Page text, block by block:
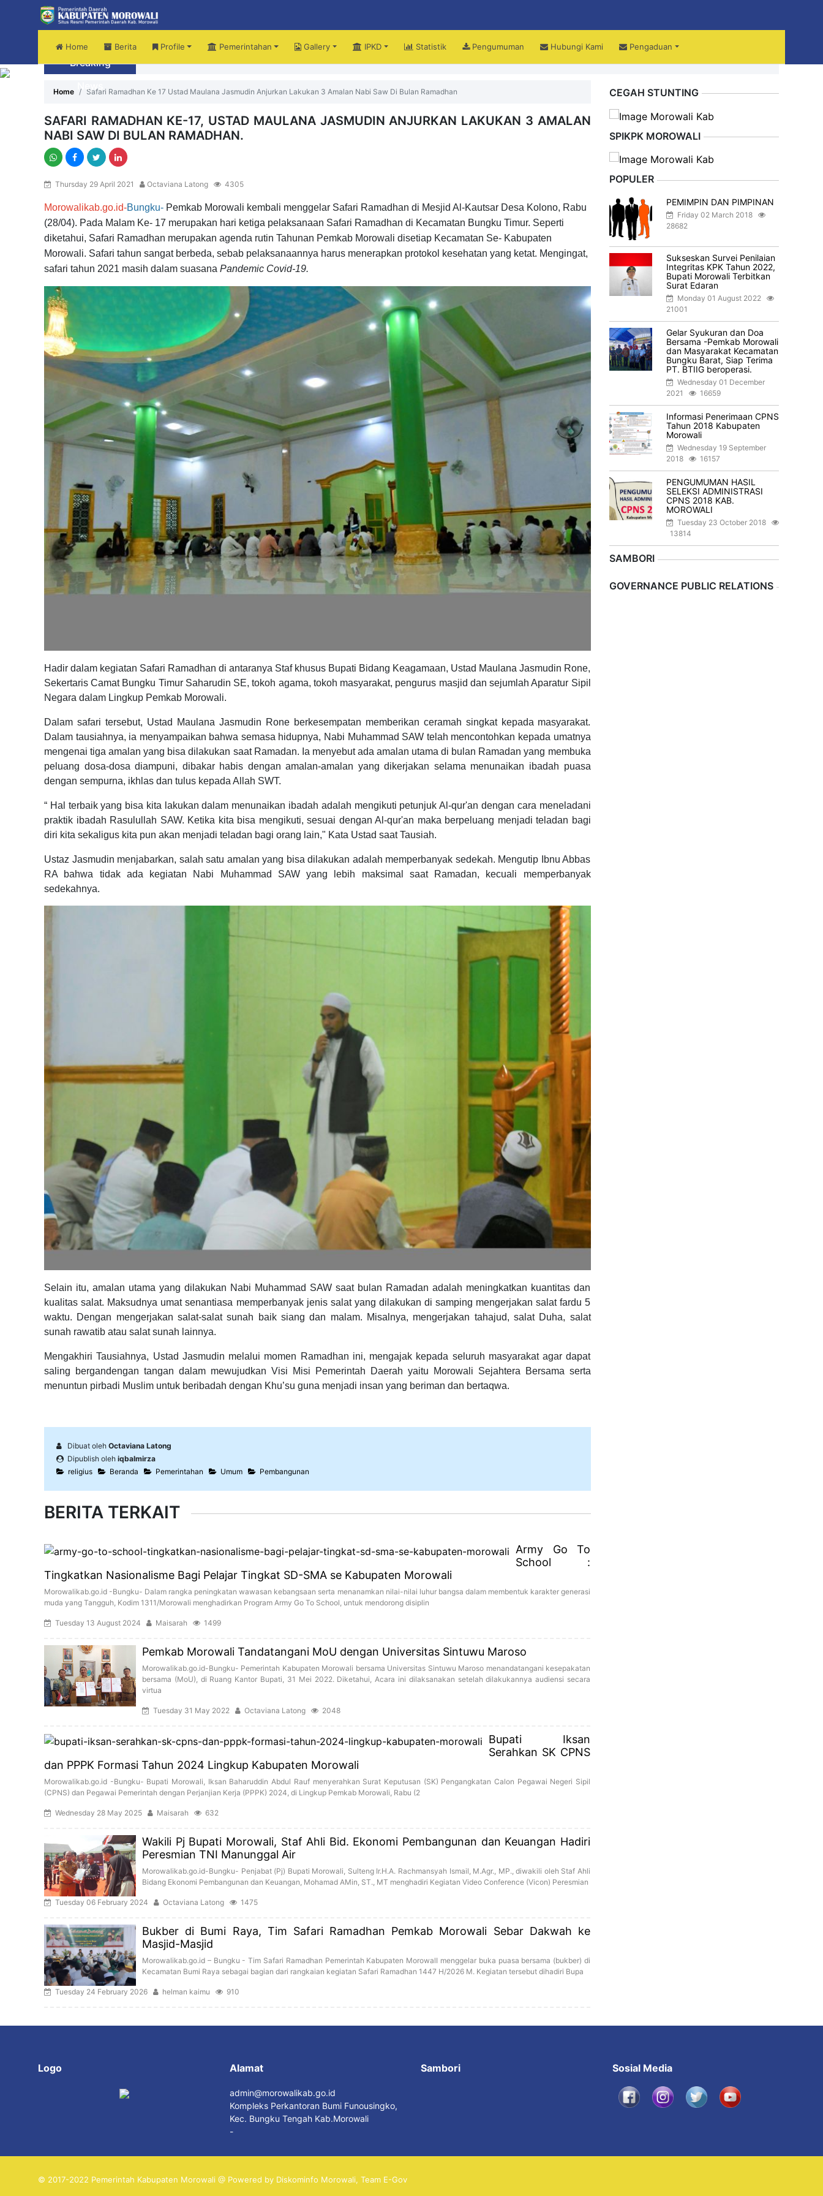
Home Berita Profile Pemerintahan Gallery IPKD Statistik Pengumuman Hubungi Kami Pengaduan
Breaking
News
Audiensi Dengan Kemendikdasmen, Bupati Iksan Perjuangkan Peningkatan Mutu dan Pemerataan Pendidikan Morowali
Home Safari Ramadhan Ke 17 Ustad Maulana Jasmudin Anjurkan Lakukan 3 Amalan Nabi Saw Di Bulan Ramadhan
SAFARI RAMADHAN KE-17, USTAD MAULANA JASMUDIN ANJURKAN LAKUKAN 3 AMALAN
NABI SAW DI BULAN RAMADHAN.
Thursday 29 April 2021 Octaviana Latong 4305
Morowalikab.go.id-Bungku- Pemkab Morowali kembali menggelar Safari Ramadhan di Mesjid Al-Kautsar Desa Kolono, Rabu
(28/04). Pada Malam Ke- 17 merupakan hari ketiga pelaksanaan Safari Ramadhan di Kecamatan Bungku Timur. Seperti
diketahui, Safari Ramadhan merupakan agenda rutin Tahunan Pemkab Morowali disetiap Kecamatan Se- Kabupaten
Morowali. Safari tahun sangat berbeda, sebab pelaksanaannya harus menerapkan protokol kesehatan yang ketat. Mengingat,
safari tahun 2021 masih dalam suasana Pandemic Covid-19.
Hadir dalam kegiatan Safari Ramadhan di antaranya Staf khusus Bupati Bidang Keagamaan, Ustad Maulana Jasmudin Rone,
Sekertaris Camat Bungku Timur Saharudin SE, tokoh agama, tokoh masyarakat, pengurus masjid dan sejumlah Aparatur Sipil
Negara dalam Lingkup Pemkab Morowali.
Dalam safari tersebut, Ustad Maulana Jasmudin Rone berkesempatan memberikan ceramah singkat kepada masyarakat.
Dalam tausiahnya, ia menyampaikan bahwa semasa hidupnya, Nabi Muhammad SAW telah mencontohkan kepada umatnya
mengenai tiga amalan yang bisa dilakukan saat Ramadan. Ia menyebut ada amalan utama di bulan Ramadan yang membuka
peluang dosa-dosa diampuni, dibakar habis dengan amalan-amalan yang dikerjakan selama menunaikan ibadah puasa
dengan sempurna, ikhlas dan tulus kepada Allah SWT.
“ Hal terbaik yang bisa kita lakukan dalam menunaikan ibadah adalah mengikuti petunjuk Al-qur'an dengan cara meneladani
praktik ibadah Rasulullah SAW. Ketika kita bisa mengikuti, sesuai dengan Al-qur'an maka berpeluang menjadi teladan bagi
diri kita sekaligus kita pun akan menjadi teladan bagi orang lain," Kata Ustad saat Tausiah.
Ustaz Jasmudin menjabarkan, salah satu amalan yang bisa dilakukan adalah memperbanyak sedekah. Mengutip Ibnu Abbas
RA bahwa tidak ada kegiatan Nabi Muhammad SAW yang lebih maksimal saat Ramadan, kecuali memperbanyak
sedekahnya.
Selain itu, amalan utama yang dilakukan Nabi Muhammad SAW saat bulan Ramadan adalah meningkatkan kuantitas dan
kualitas salat. Maksudnya umat senantiasa memperbanyak jenis salat yang dilakukan di samping mengerjakan salat fardu 5
waktu. Dengan mengerjakan salat-salat sunah baik siang dan malam. Misalnya, mengerjakan tahajud, salat Duha, salat
sunah rawatib atau salat sunah lainnya.
Mengakhiri Tausiahnya, Ustad Jasmudin melalui momen Ramadhan ini, mengajak kepada seluruh masyarakat agar dapat
saling bergandengan tangan dalam mewujudkan Visi Misi Pemerintah Daerah yaitu Morowali Sejahtera Bersama serta
menuntun pirbadi Muslim untuk beribadah dengan Khu’su guna menjadi insan yang beriman dan bertaqwa.
Dibuat oleh Octaviana Latong
Dipublish oleh iqbalmirza
religius
Beranda Pemerintahan Umum Pembangunan
BERITA TERKAIT
Army Go To
School :
Tingkatkan Nasionalisme Bagi Pelajar Tingkat SD-SMA se Kabupaten Morowali
Morowalikab.go.id -Bungku- Dalam rangka peningkatan wawasan kebangsaan serta menanamkan nilai-nilai luhur bangsa dalam membentuk karakter generasi
muda yang Tangguh, Kodim 1311/Morowali menghadirkan Program Army Go To School, untuk mendorong disiplin
Tuesday 13 August 2024 Maisarah 1499
Pemkab Morowali Tandatangani MoU dengan Universitas Sintuwu Maroso
Morowalikab.go.id-Bungku- Pemerintah Kabupaten Morowali bersama Universitas Sintuwu Maroso menandatangani kesepakatan
bersama (MoU), di Ruang Kantor Bupati, 31 Mei 2022. Diketahui, Acara ini dilaksanakan setelah dilakukannya audiensi secara
virtua
Tuesday 31 May 2022 Octaviana Latong 2048
Bupati Iksan
Serahkan SK CPNS
dan PPPK Formasi Tahun 2024 Lingkup Kabupaten Morowali
Morowalikab.go.id -Bungku- Bupati Morowali, Iksan Baharuddin Abdul Rauf menyerahkan Surat Keputusan (SK) Pengangkatan Calon Pegawai Negeri Sipil
(CPNS) dan Pegawai Pemerintah dengan Perjanjian Kerja (PPPK) 2024, di Lingkup Pemkab Morowali, Rabu (2
Wednesday 28 May 2025 Maisarah 632
Wakili Pj Bupati Morowali, Staf Ahli Bid. Ekonomi Pembangunan dan Keuangan Hadiri
Peresmian TNI Manunggal Air
Morowalikab.go.id-Bungku- Penjabat (Pj) Bupati Morowali, Sulteng Ir.H.A. Rachmansyah Ismail, M.Agr., MP., diwakili oleh Staf Ahli
Bidang Ekonomi Pembangunan dan Keuangan, Mohamad AMin, ST., MT menghadiri Kegiatan Video Conference (Vicon) Peresmian
Tuesday 06 February 2024 Octaviana Latong 1475
Bukber di Bumi Raya, Tim Safari Ramadhan Pemkab Morowali Sebar Dakwah ke
Masjid-Masjid
Morowalikab.go.id – Bungku - Tim Safari Ramadhan Pemerintah Kabupaten MorowalI menggelar buka puasa bersama (bukber) di
Kecamatan Bumi Raya sebagai bagian dari rangkaian kegiatan Safari Ramadhan 1447 H/2026 M. Kegiatan tersebut dihadiri Bupa
Tuesday 24 February 2026 helman kaimu 910
CEGAH STUNTING
SPIKPK MOROWALI
POPULER
PEMIMPIN DAN PIMPINAN
Friday 02 March 2018
28682
Sukseskan Survei Penilaian
Integritas KPK Tahun 2022,
Bupati Morowali Terbitkan
Surat Edaran
Monday 01 August 2022
21001
Gelar Syukuran dan Doa
Bersama -Pemkab Morowali
dan Masyarakat Kecamatan
Bungku Barat, Siap Terima
PT. BTIIG beroperasi.
Wednesday 01 December
2021
16659
Informasi Penerimaan CPNS
Tahun 2018 Kabupaten
Morowali
Wednesday 19 September
2018
16157
PENGUMUMAN HASIL
SELEKSI ADMINISTRASI
CPNS 2018 KAB.
MOROWALI
Tuesday 23 October 2018
13814
SAMBORI
Previous
Next
GOVERNANCE PUBLIC RELATIONS
Logo Alamat
admin@morowalikab.go.id
Kompleks Perkantoran Bumi Funousingko,
Kec. Bungku Tengah Kab.Morowali
-
Sambori Sosial Media
© 2017-2022 Pemerintah Kabupaten Morowali @ Powered by Diskominfo Morowali, Team E-Gov